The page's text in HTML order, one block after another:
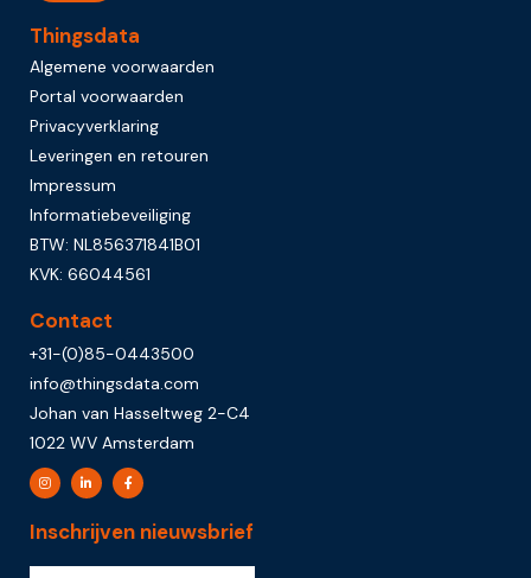
Thingsdata
Algemene voorwaarden
Portal voorwaarden
Privacyverklaring
Leveringen en retouren
Impressum
Informatiebeveiliging
BTW: NL856371841B01
KVK: 66044561
Contact
+31-(0)85-0443500
info@thingsdata.com
Johan van Hasseltweg 2-C4
1022 WV Amsterdam
Inschrijven nieuwsbrief